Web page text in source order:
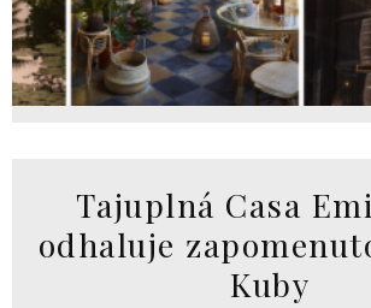
Tajuplná Casa
odhaluje
Kuby